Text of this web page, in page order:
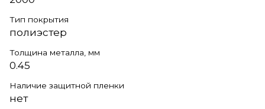
Тип покрытия
полиэстер
Толщина металла, мм
0.45
Наличие защитной пленки
нет